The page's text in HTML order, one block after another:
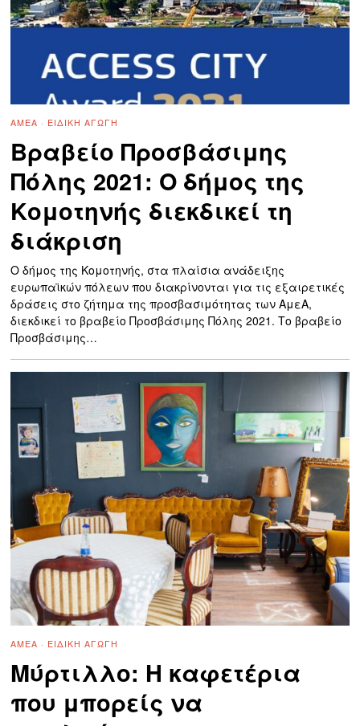
ΑΜΕΑ · ΕΙΔΙΚΉ ΑΓΩΓΉ
Βραβείο Προσβάσιμης
Πόλης 2021: Ο δήμος της
Κομοτηνής διεκδικεί τη
διάκριση
Ο δήμος της Κομοτηνής, στα πλαίσια ανάδειξης
ευρωπαϊκών πόλεων που διακρίνονται για τις εξαιρετικές
δράσεις στο ζήτημα της προσβασιμότητας των ΑμεΑ,
διεκδικεί το βραβείο Προσβάσιμης Πόλης 2021. Το βραβείο
Προσβάσιμης…
ΑΜΕΑ · ΕΙΔΙΚΉ ΑΓΩΓΉ
Μύρτιλλο: Η καφετέρια
που μπορείς να